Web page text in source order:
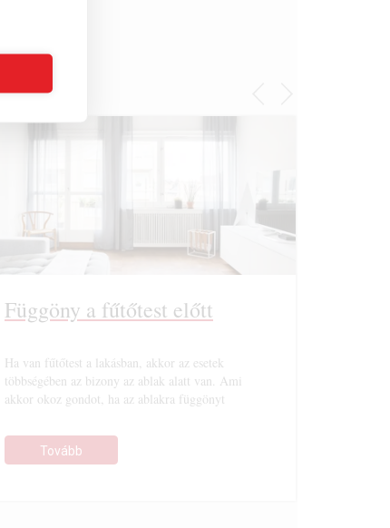
Függöny a fűtőtest előtt
Ha van fűtőtest a lakásban, akkor az esetek
többségében az bizony az ablak alatt van. Ami
akkor okoz gondot, ha az ablakra függönyt
van a dolog, főleg, ha a függöny a radiátor előtt
van ? legalább eltakarja. De mi a helyzet télen?
Tovább